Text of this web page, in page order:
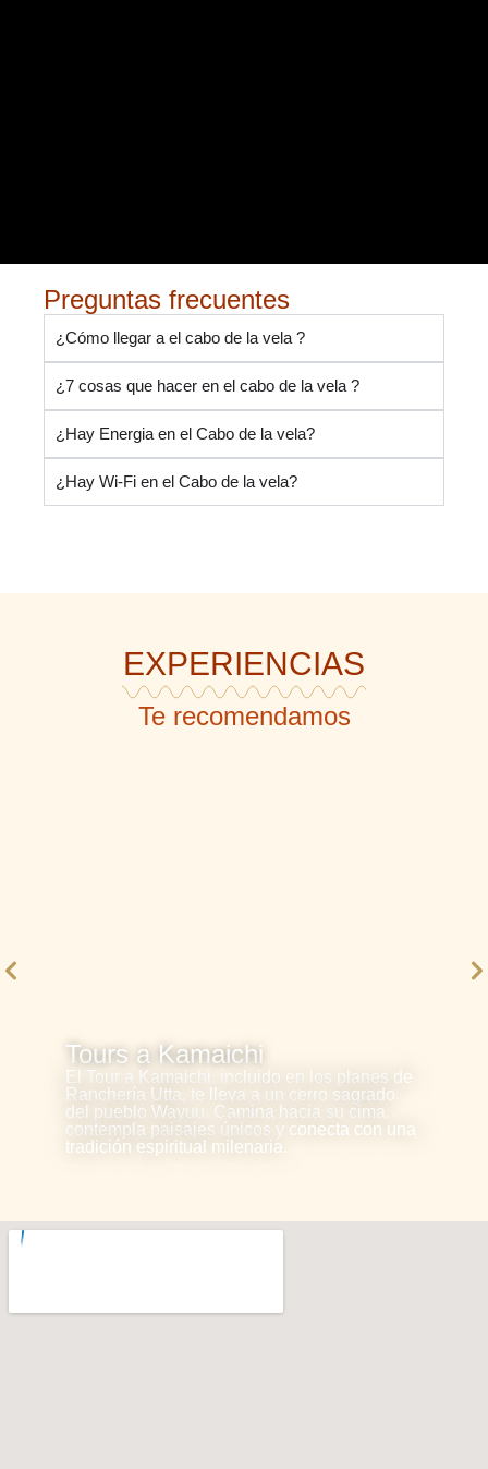
Preguntas frecuentes
¿Cómo llegar a el cabo de la vela ?
¿7 cosas que hacer en el cabo de la vela ?
¿Hay Energia en el Cabo de la vela?
¿Hay Wi-Fi en el Cabo de la vela?
EXPERIENCIAS
Te recomendamos
Tours a Kamaichi
El Tour a Kamaichi, incluido en los planes de
Ranchería Utta, te lleva a un cerro sagrado
del pueblo Wayuu. Camina hacia su cima,
contempla paisajes únicos y conecta con una
tradición espiritual milenaria.